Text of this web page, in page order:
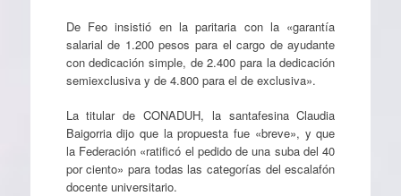
De Feo insistió en la paritaria con la «garantía
salarial de 1.200 pesos para el cargo de ayudante
con dedicación simple, de 2.400 para la dedicación
semiexclusiva y de 4.800 para el de exclusiva».
La titular de CONADUH, la santafesina Claudia
Baigorria dijo que la propuesta fue «breve», y que
la Federación «ratificó el pedido de una suba del 40
por ciento» para todas las categorías del escalafón
docente universitario.